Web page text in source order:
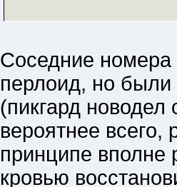
Соседние
перлоид, но
(пикгард
вероятнее
принципе вполне
кровью